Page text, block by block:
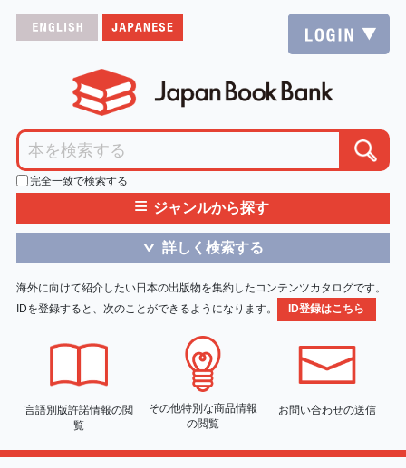
完全一致で検索する
≡ ジャンルから探す
＞ 詳しく検索する
海外に向けて紹介したい日本の出版物を集約したコンテンツカタログです。
IDを登録すると、次のことができるようになります。
ID登録はこちら
言語別版許諾情報の閲
覧
その他特別な商品情報
の閲覧
お問い合わせの送信